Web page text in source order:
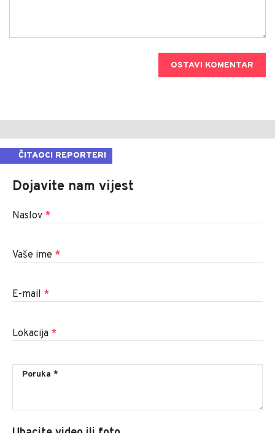
OSTAVI KOMENTAR
ČITAOCI REPORTERI
Dojavite nam vijest
Naslov *
Vaše ime *
E-mail *
Lokacija *